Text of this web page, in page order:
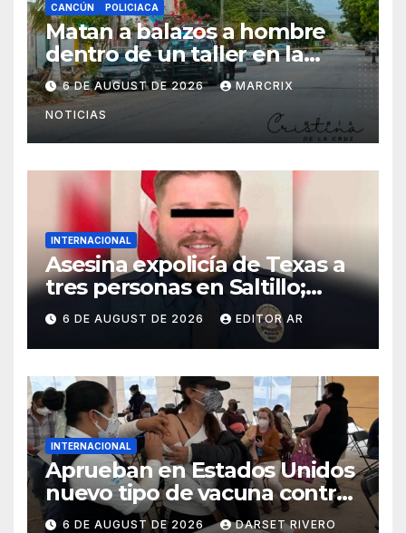
CANCÚN POLICIACA
Matan a balazos a hombre
dentro de un taller en la
Supermanzana 222 de
Cancún
6 DE AUGUST DE 2026 MARCRIX
NOTICIAS
INTERNACIONAL
Asesina expolicía de Texas a
tres personas en Saltillo;
huye con un menor
6 DE AUGUST DE 2026 EDITOR AR
INTERNACIONAL
Aprueban en Estados Unidos
nuevo tipo de vacuna contra
la gripe
6 DE AUGUST DE 2026 DARSET RIVERO